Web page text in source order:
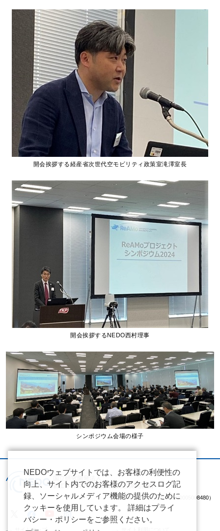
開会挨拶する経産省次世代空モビリティ政策室滝澤室長
開会挨拶するNEDO西村理事
シンポジウム会場の様子
（法人番号 2020005008480）
サイトマップ
NEDOウェブサイトでは、お客様の利便性の
向上、サイト内でのお客様のアクセスログ記
録、ソーシャルメディア機能の提供のために
クッキーを使用しています。 詳細はプライ
バシー・ポリシーをご参照ください。